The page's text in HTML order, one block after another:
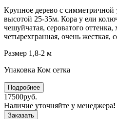
Крупное дерево с симметричной
высотой 25-35м. Кора у ели
чешуйчатая, сероватого
четырехгранная, очень жесткая,
Размер 1,8-2 м
Упаковка Ком сетка
Подробнее
17500руб.
Наличие уточняйте у менеджера!
Заказать